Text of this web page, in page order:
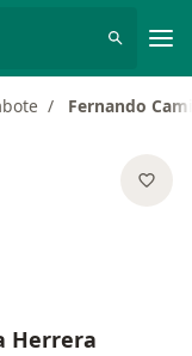
Fernando
Herrera